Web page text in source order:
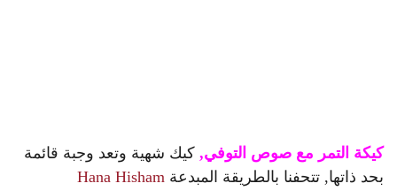
كيكة التمر مع صوص التوفي, كيك شهية وتعد وجبة قائمة
بحد ذاتها, تتحفنا بالطريقة المبدعة Hana Hisham